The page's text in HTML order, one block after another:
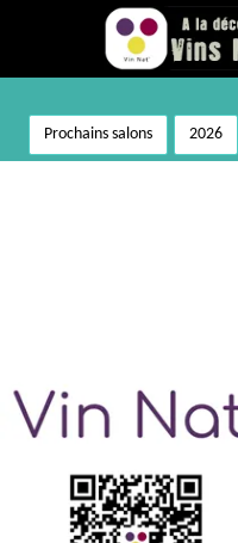
Prochains salons 2026